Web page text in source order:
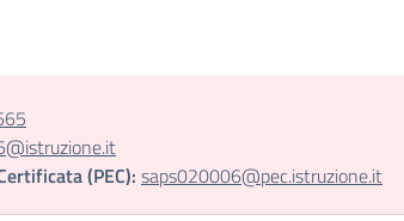
(PEC): saps020006@pec.istruzione.it